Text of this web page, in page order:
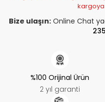
kargoya
Bize ulaşın:Online Chat
%100 Orijinal Ürün
2 yıl garanti